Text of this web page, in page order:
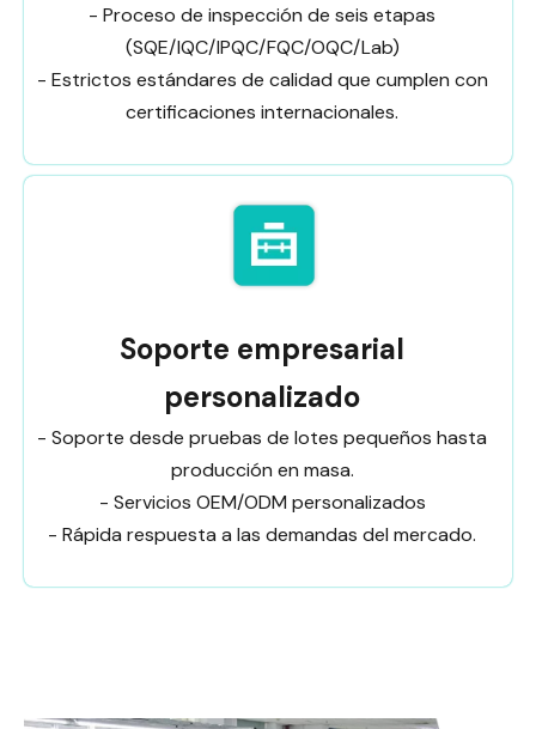
- Proceso de inspección de seis etapas
(SQE/IQC/IPQC/FQC/OQC/Lab)
- Estrictos estándares de calidad que cumplen con
certificaciones internacionales.
Soporte empresarial
personalizado
- Soporte desde pruebas de lotes pequeños hasta
producción en masa.
- Servicios OEM/ODM personalizados
- Rápida respuesta a las demandas del mercado.